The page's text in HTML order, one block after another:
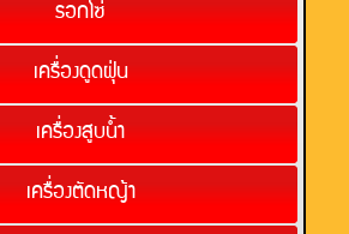
รอกโซ่
เครื่องดูดฝุ่น
เครื่องสูบน้ำ
เครื่องตัดหญ้า